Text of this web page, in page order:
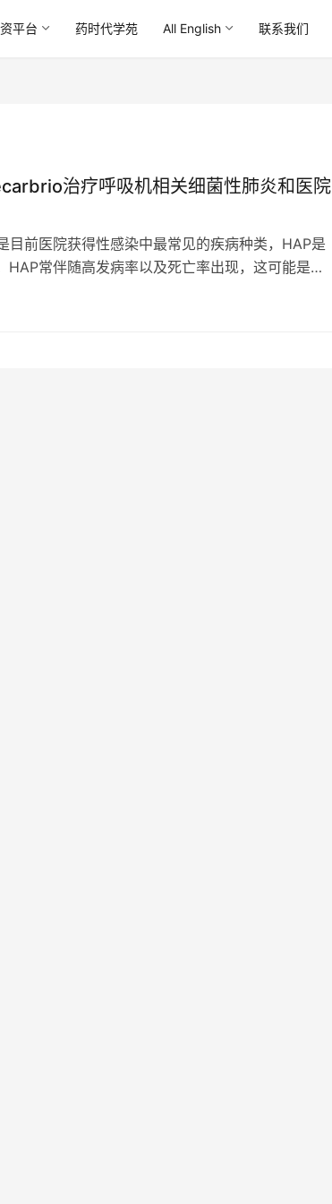
平台 药时代学苑 All English 联系我们
治疗呼吸机相关细菌性肺炎和医院
目前医院获得性感染中最常见的疾病种类，HAP是
HAP常伴随高发病率以及死亡率出现，这可能是由